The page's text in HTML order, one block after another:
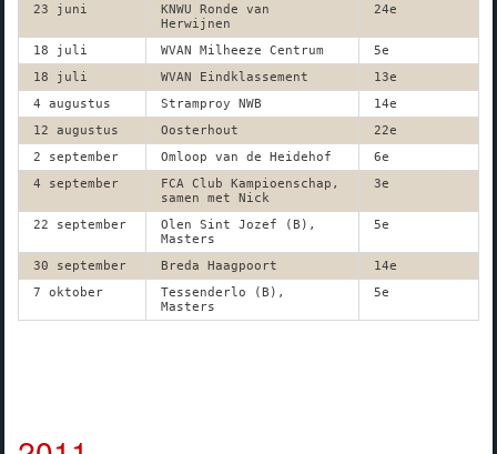
23 juni
KNWU Ronde van
Herwijnen
24e
18 juli WVAN Milheeze Centrum
5e
18 juli
WVAN Eindklassement
13e
4 augustus
Stramproy NWB
14e
12 augustus
Oosterhout
22e
2 september
Omloop van de Heidehof
6e
4 september
FCA Club Kampioenschap,
samen met Nick
3e
22 september
Olen Sint Jozef (B),
Masters
5e
30 september Breda Haagpoort
14e
7 oktober
Tessenderlo (B),
Masters
5e